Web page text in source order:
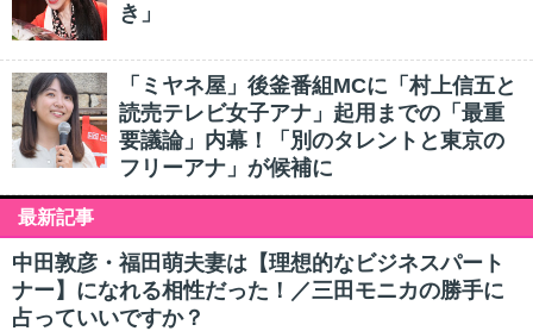
き」
「ミヤネ屋」後釜番組MCに「村上信五と
読売テレビ女子アナ」起用までの「最重
要議論」内幕！「別のタレントと東京の
フリーアナ」が候補に
最新記事
中田敦彦・福田萌夫妻は【理想的なビジネスパート
ナー】になれる相性だった！／三田モニカの勝手に
占っていいですか？